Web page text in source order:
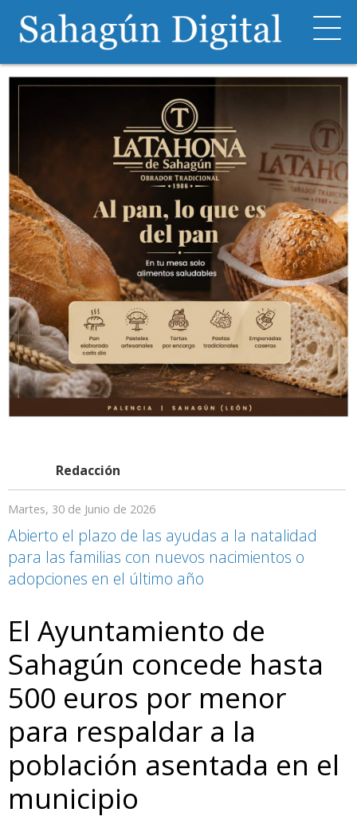
Redacción
Martes, 30 de Junio de 2026
Abierto el plazo de las ayudas a la natalidad
para las familias con nuevos nacimientos o
adopciones en el último año
El Ayuntamiento de
Sahagún concede hasta
500 euros por menor
para respaldar a la
población asentada en el
municipio